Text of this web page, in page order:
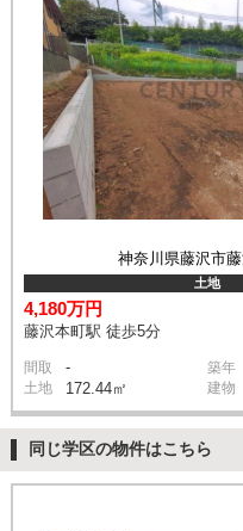
神奈川県藤沢市藤
土地
4,180万円
藤沢本町駅 徒歩5分
間取 - 築年
土地 172.44㎡ 建物
同じ学区の物件はこちら